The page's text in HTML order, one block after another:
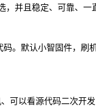
并且稳定、可靠、一
。默认小智固件，刷
可以看源代码二次开发